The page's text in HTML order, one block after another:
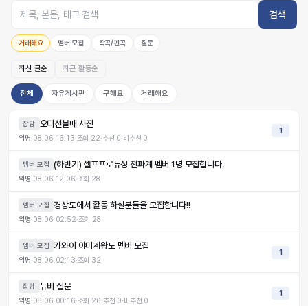
검색
거래해요 멤버 모집 작곡/편곡 질문
최신 글순 최근 활동순
전체 자유게시판 구해요 거래해요
잡담 오디션볼때 사진
익명·08.06 16:13·조회 22·추천 0·비추천 0
1
멤버 모집 (하반기) 셀프프로듀싱 전파계 멤버 1명 모집합니다.
익명·08.06 12:06·조회 28
멤버 모집 경상도에서 활동 하실분들을 모집합니다!!
익명·08.06 02:52·조회 28
멤버 모집 카와이 야미계왕도 멤버 모집
익명·08.06 02:13·조회 32
1
잡담 뉴비 질문
익명·08.06 00:16·조회 26·추천 0·비추천 0
1